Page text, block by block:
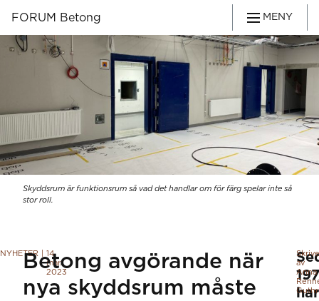
FORUM Betong MENY
Skyddsrum är funktionsrum så vad det handlar om för färg spelar inte så
stor roll.
NYHETER
14
mar.
2023
Betong avgörande när
nya skyddsrum måste
har
av
Anna